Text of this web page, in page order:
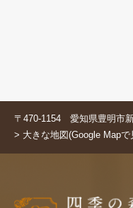
〒470-1154 愛知県豊明市
> 大きな地図(Google Mapで